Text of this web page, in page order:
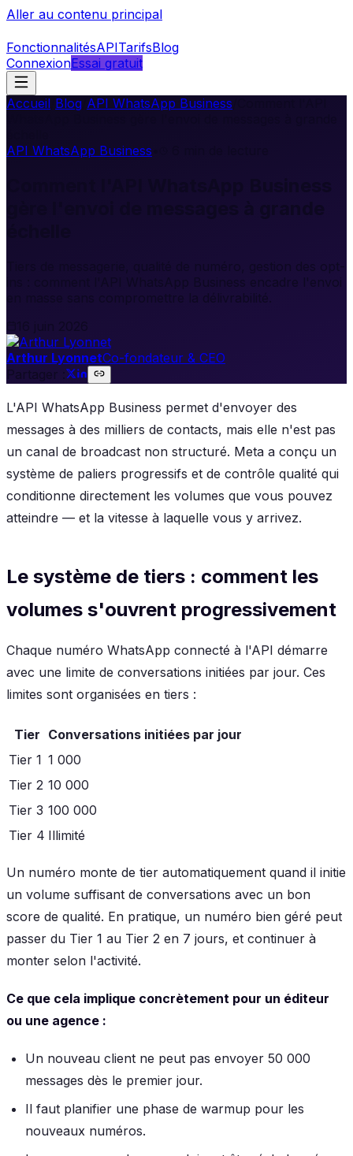
Aller au contenu principal
FonctionnalitésAPITarifsBlog
ConnexionEssai gratuit
Accueil Blog API WhatsApp Business
API WhatsApp Business
Tiers de messagerie, qualité de numéro, gestion des opt-
ins : comment l'API WhatsApp Business encadre l'envoi
en masse sans compromettre la délivrabilité.
Arthur LyonnetCo-fondateur & CEO
Partager :
L'API WhatsApp Business permet d'envoyer des
messages à des milliers de contacts, mais elle n'est pas
un canal de broadcast non structuré. Meta a conçu un
système de paliers progressifs et de contrôle qualité qui
conditionne directement les volumes que vous pouvez
atteindre — et la vitesse à laquelle vous y arrivez.
Le système de tiers : comment les
volumes s'ouvrent progressivement
Chaque numéro WhatsApp connecté à l'API démarre
avec une limite de conversations initiées par jour. Ces
limites sont organisées en tiers :
Tier Conversations initiées par jour
Tier 1 1 000
Tier 2 10 000
Tier 3 100 000
Tier 4 Illimité
Un numéro monte de tier automatiquement quand il initie
un volume suffisant de conversations avec un bon
score de qualité. En pratique, un numéro bien géré peut
passer du Tier 1 au Tier 2 en 7 jours, et continuer à
monter selon l'activité.
Ce que cela implique concrètement pour un éditeur
ou une agence :
Un nouveau client ne peut pas envoyer 50 000
messages dès le premier jour.
Il faut planifier une phase de warmup pour les
nouveaux numéros.